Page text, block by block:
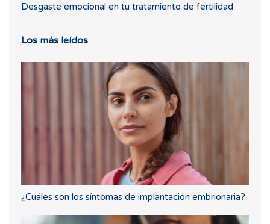
Desgaste emocional en tu tratamiento de fertilidad
Los más leídos
¿Cuáles son los síntomas de implantación embrionaria?